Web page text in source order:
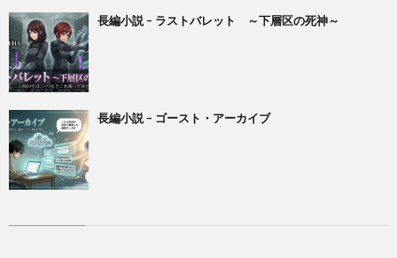
長編小説 – ラストバレット ～下層区の死神～
長編小説 – ゴースト・アーカイブ